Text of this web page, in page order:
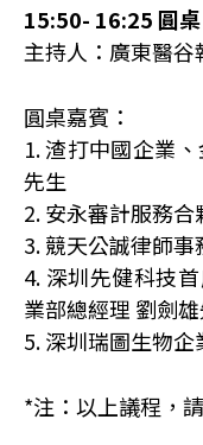
15:50- 16:25 圓
主持人：廣東醫
圓桌嘉賓：
1. 渣打中國企業
先生
2. 安永審計服務
3. 競天公誠律師
4. 深圳先健科技
業部總經理 劉劍
5. 深圳瑞圖生物
*注：以上議程，